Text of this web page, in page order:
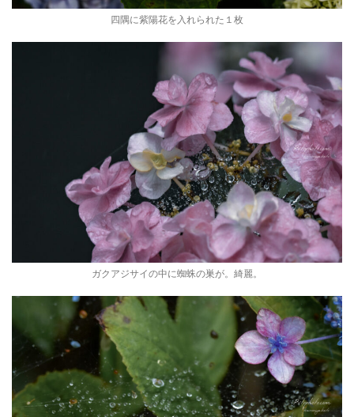
四隅に紫陽花を入れられた１枚
ガクアジサイの中に蜘蛛の巣が。綺麗。